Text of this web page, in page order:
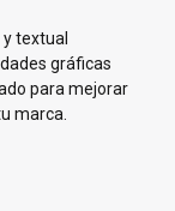
textual
gráficas
para mejorar
marca.